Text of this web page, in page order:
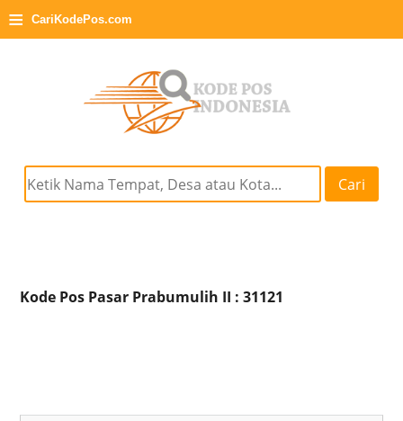
≡ CariKodePos.com
Cari
Kode Pos Pasar Prabumulih II : 31121